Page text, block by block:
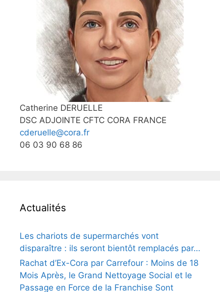
Catherine DERUELLE
DSC ADJOINTE CFTC CORA FRANCE
cderuelle@cora.fr
06 03 90 68 86
Actualités
Les chariots de supermarchés vont
disparaître : ils seront bientôt remplacés par…
Rachat d’Ex-Cora par Carrefour : Moins de 18
Mois Après, le Grand Nettoyage Social et le
Passage en Force de la Franchise Sont